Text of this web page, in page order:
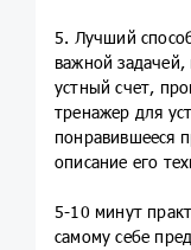
5. Лучший
важной задачей,
устный счет,
тренажер для
понравившееся
описание его
5-10 минут
самому себе